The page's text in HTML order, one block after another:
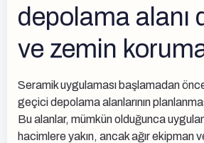
depolama alanı
ve zemin
Seramik uygulaması başlamadan
geçici depolama alanlarının
Bu alanlar, mümkün olduğunca
hacimlere yakın, ancak ağır ekipman